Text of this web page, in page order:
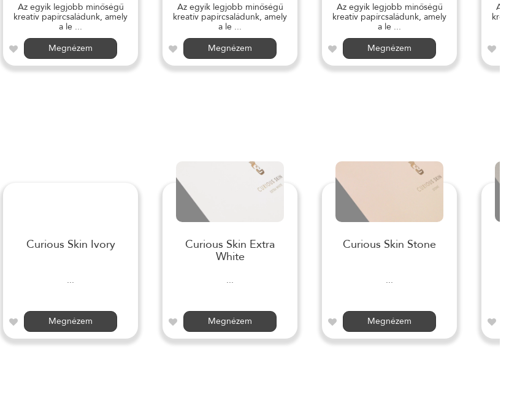
Az egyik legjobb minőségű
kreatív papírcsaládunk, amely
a le ...
Megnézem
Az egyik legjobb minőségű
kreatív papírcsaládunk, amely
a le ...
Megnézem
Az egyik legjobb minőségű
kreatív papírcsaládunk, amely
a le ...
Megnézem
Az
Curious Skin Ivory
...
Megnézem
Curious Skin Extra
White
...
Megnézem
Curious Skin Stone
...
Megnézem